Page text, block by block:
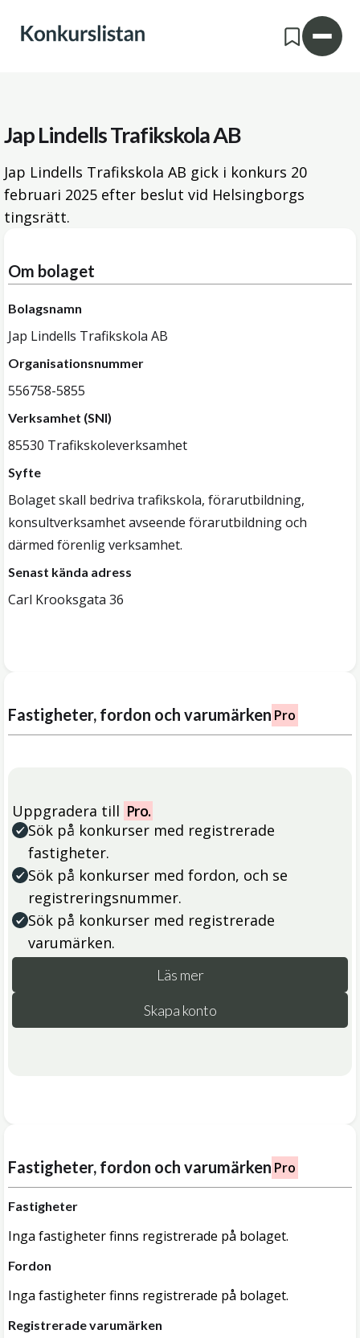
Jap Lindells Trafikskola AB
Jap Lindells Trafikskola AB gick i konkurs 20
februari 2025 efter beslut vid Helsingborgs
tingsrätt.
Om bolaget
Bolagsnamn
Jap Lindells Trafikskola AB
Organisationsnummer
556758-5855
Verksamhet (SNI)
85530 Trafikskoleverksamhet
Syfte
Bolaget skall bedriva trafikskola, förarutbildning,
konsultverksamhet avseende förarutbildning och
därmed förenlig verksamhet.
Senast kända adress
Carl Krooksgata 36
Fastigheter, fordon och varumärken Pro
Uppgradera till Pro.
Sök på konkurser med registrerade
fastigheter.
Sök på konkurser med fordon, och se
registreringsnummer.
Sök på konkurser med registrerade
varumärken.
Läs mer
Skapa konto
Fastigheter, fordon och varumärken Pro
Fastigheter
Inga fastigheter finns registrerade på bolaget.
Fordon
Inga fastigheter finns registrerade på bolaget.
Registrerade varumärken